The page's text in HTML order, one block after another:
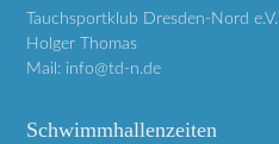
Tauchsportklub Dresden-Nord e.V.
Holger Thomas
Mail: info@td-n.de
Schwimmhallenzeiten